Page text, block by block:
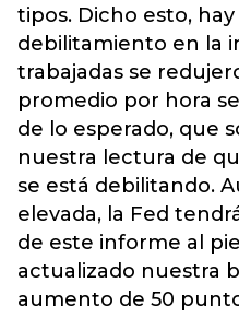
tipos. Dicho esto,
debilitamiento en la
trabajadas se
promedio por hora
de lo esperado, que
nuestra lectura de
se está debilitando.
elevada, la Fed
de este informe al
actualizado nuestra
aumento de 50